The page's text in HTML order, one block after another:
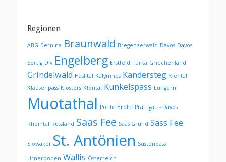
Regionen
ABG Bernina Braunwald Bregenzerwald Davos Davos
Sertig Div Engelberg Erstfeld Furka Griechenland
Grindelwald Haslital Kalymnos Kandersteg Kiental
Klausenpass Klosters Klöntal Kunkelspass Lungern
Muotathal Ponte Brolla Prättigau - Davos
Rheintal Russland Saas Fee Saas Grund Sass Fee
Slowakei St. Antönien Sustenpass
Urnerboden Wallis Österreich